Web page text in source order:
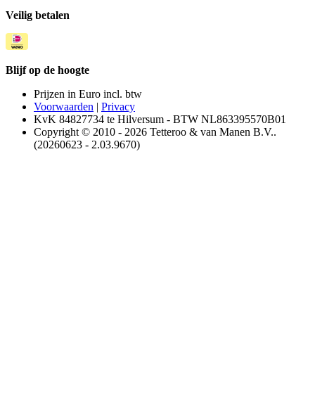
Veilig betalen
Blijf op de hoogte
Prijzen in Euro incl. btw
Voorwaarden | Privacy
KvK 84827734 te Hilversum - BTW NL863395570B01
Copyright © 2010 - 2026 Tetteroo & van Manen B.V..
(20260623 - 2.03.9670)